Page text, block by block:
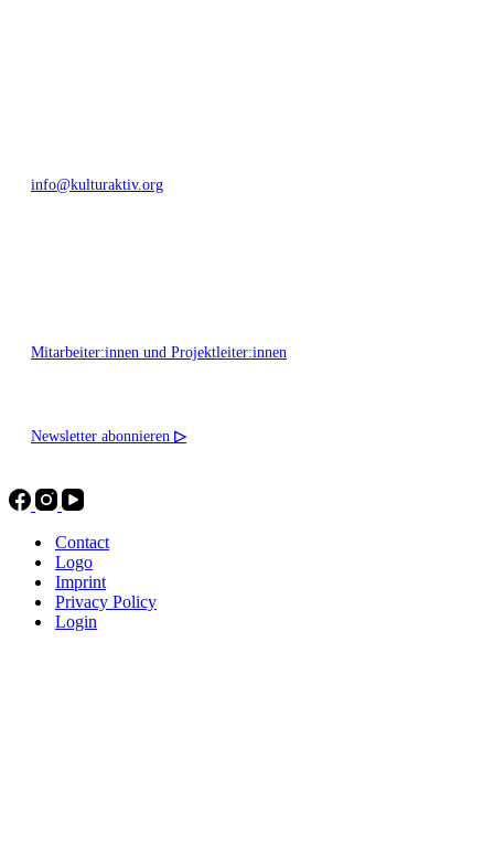
info@kulturaktiv.org
Mitarbeiter:innen und Projektleiter:innen
Newsletter abonnieren ▷
Contact
Logo
Imprint
Privacy Policy
Login